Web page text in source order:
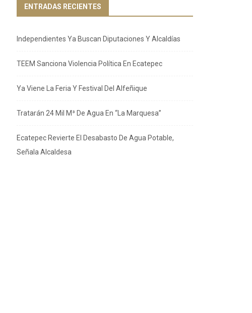
ENTRADAS RECIENTES
Independientes Ya Buscan Diputaciones Y Alcaldías
TEEM Sanciona Violencia Política En Ecatepec
Ya Viene La Feria Y Festival Del Alfeñique
Tratarán 24 Mil M³ De Agua En “La Marquesa”
Ecatepec Revierte El Desabasto De Agua Potable,
Señala Alcaldesa